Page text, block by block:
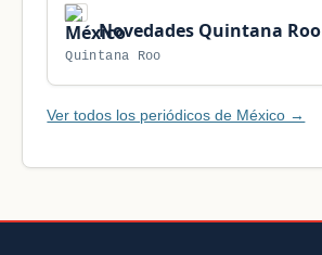
Novedades Quintana Roo
Quintana Roo
Ver todos los periódicos de México →